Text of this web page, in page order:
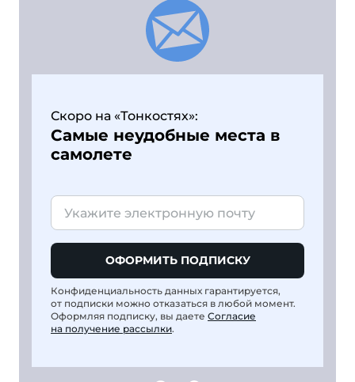
Скоро на «Тонкостях»:
Самые неудобные места в
самолете
ОФОРМИТЬ ПОДПИСКУ
Конфиденциальность данных гарантируется,
от подписки можно отказаться в любой момент.
Оформляя подписку, вы даете Согласие
на получение рассылки.